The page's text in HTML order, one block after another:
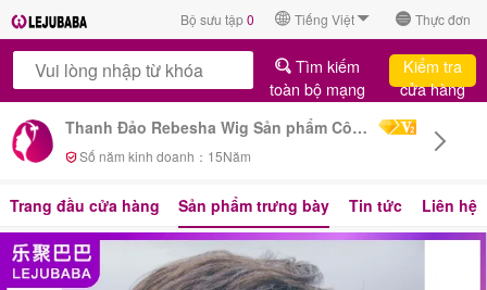
Bộ sưu tập0 Tiếng Việt Thực đơn
Thanh Đảo Rebesha Wig Sản phẩm Công ty TNHH
Số năm kinh doanh： 15Năm
Tìm kiếm
toàn bộ mạng
Kiểm tra
cửa hàng
Trang đầu cửa hàng Sản phẩm trưng bày Tin tức Liên hệ